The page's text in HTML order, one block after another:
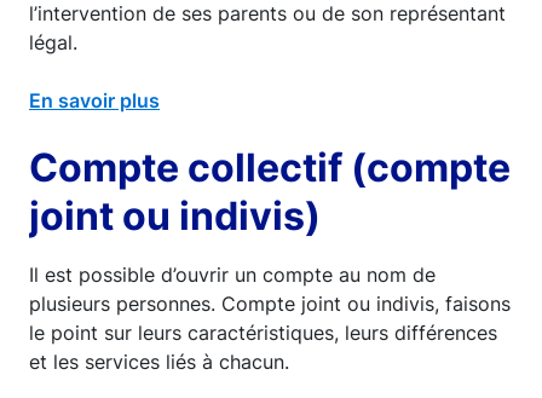
l’intervention de ses parents ou de son représentant
légal.
En savoir plus
Compte collectif (compte
joint ou indivis)
Il est possible d’ouvrir un compte au nom de
plusieurs personnes. Compte joint ou indivis, faisons
le point sur leurs caractéristiques, leurs différences
et les services liés à chacun.